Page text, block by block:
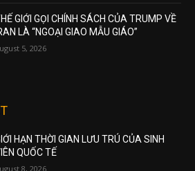
GIỚI GỌI CHÍNH SÁCH CỦA TRUMP VỀ
LÀ “NGOẠI GIAO MẪU GIÁO”
5, 2026
HẠN THỜI GIAN LƯU TRÚ CỦA SINH
QUỐC TẾ
8, 2026